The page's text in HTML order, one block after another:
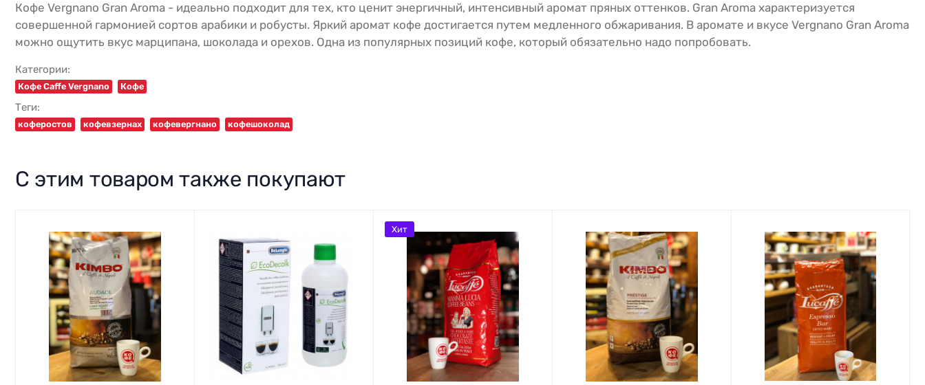
Кофе Vergnano Gran Aroma - идеально подходит для тех, кто ценит энергичный, интенсивный аромат пряных оттенков. Gran Aroma характеризуется
совершенной гармонией сортов арабики и робусты. Яркий аромат кофе достигается путем медленного обжаривания. В аромате и вкусе Vergnano Gran Aroma
можно ощутить вкус марципана, шоколада и орехов. Одна из популярных позиций кофе, который обязательно надо попробовать.
Категории:
Кофе Caffe Vergnano Кофе
Теги:
коферостов кофевзернах кофевергнано кофешоколад
С этим товаром также покупают
Хит